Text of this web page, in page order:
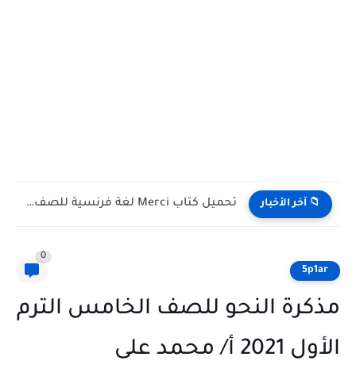
📁 آخر الأخبار تحميل كتاب Merci لغة فرنسية للصف الأول الثانوى الترم الأول...
5p1ar
0
مذكرة النحو للصف الخامس الترم
الأول 2021 أ/ محمد على